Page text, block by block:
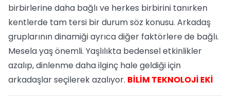
birbirlerine daha bağlı ve herkes birbirini tanırken
kentlerde tam tersi bir durum söz konusu. Arkadaş
gruplarının dinamiği ayrıca diğer faktörlere de bağlı.
Mesela yaş önemli. Yaşlılıkta bedensel etkinlikler
azalıp, dinlenme daha ilginç hale geldiği için
arkadaşlar seçilerek azalıyor. BİLİM TEKNOLOJİ EKİ